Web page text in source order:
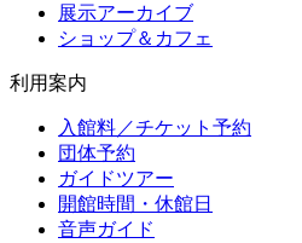
展示アーカイブ
ショップ＆カフェ
利用案内
入館料／チケット予約
団体予約
ガイドツアー
開館時間・休館日
音声ガイド